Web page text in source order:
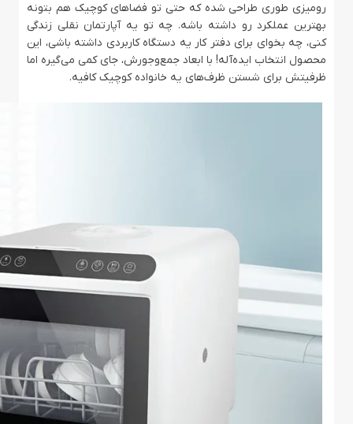
رومیزی طوری طراحی شده که حتی تو فضاهای کوچیک هم بتونه
بهترین عملکرد رو داشته باشه. چه تو یه آپارتمان نقلی زندگی
کنی، چه بخوای برای دفتر کار یه دستگاه کاربردی داشته باشی، این
محصول انتخاب ایده‌آله! با ابعاد جمع‌وجورش، جای کمی می‌گیره اما
ظرفیتش برای شستن ظرف‌های یه خانواده کوچیک کافیه.